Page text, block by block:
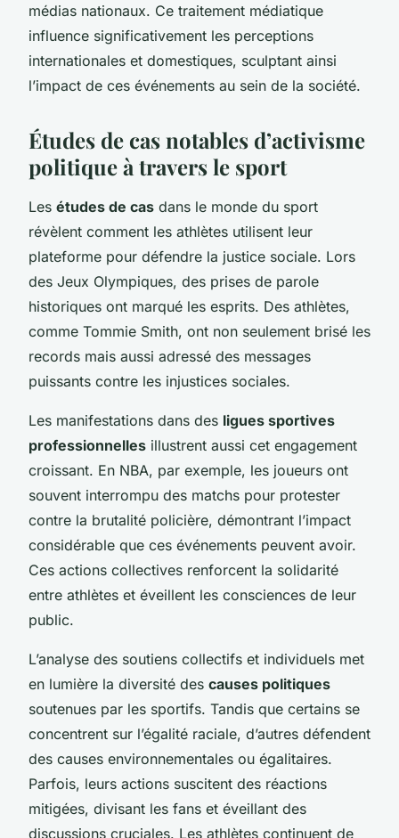
médias nationaux. Ce traitement médiatique
influence significativement les perceptions
internationales et domestiques, sculptant ainsi
l’impact de ces événements au sein de la société.
Études de cas notables d’activisme
politique à travers le sport
Les études de cas dans le monde du sport
révèlent comment les athlètes utilisent leur
plateforme pour défendre la justice sociale. Lors
des Jeux Olympiques, des prises de parole
historiques ont marqué les esprits. Des athlètes,
comme Tommie Smith, ont non seulement brisé les
records mais aussi adressé des messages
puissants contre les injustices sociales.
Les manifestations dans des ligues sportives
professionnelles illustrent aussi cet engagement
croissant. En NBA, par exemple, les joueurs ont
souvent interrompu des matchs pour protester
contre la brutalité policière, démontrant l’impact
considérable que ces événements peuvent avoir.
Ces actions collectives renforcent la solidarité
entre athlètes et éveillent les consciences de leur
public.
L’analyse des soutiens collectifs et individuels met
en lumière la diversité des causes politiques
soutenues par les sportifs. Tandis que certains se
concentrent sur l’égalité raciale, d’autres défendent
des causes environnementales ou égalitaires.
Parfois, leurs actions suscitent des réactions
mitigées, divisant les fans et éveillant des
discussions cruciales. Les athlètes continuent de